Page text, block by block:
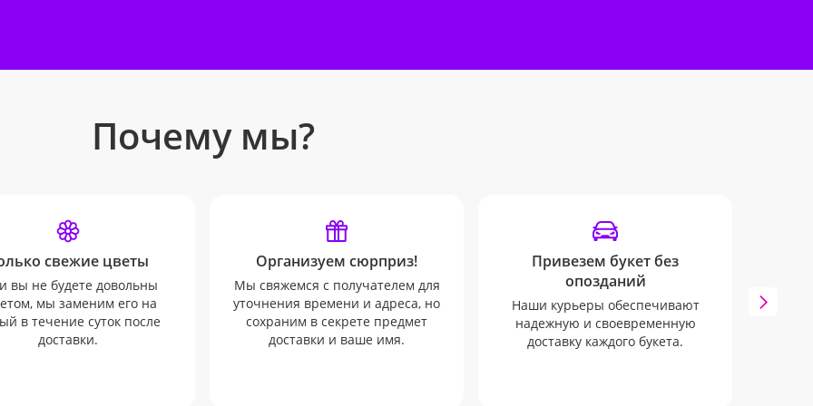
Почему мы?
свежие цветы
вы не будете довольны
мы заменим его на
в течение суток после
доставки.
Организуем сюрприз!
Мы свяжемся с получателем для
уточнения времени и адреса, но
сохраним в секрете предмет
доставки и ваше имя.
Привезем букет без
опозданий
Наши курьеры обеспечивают
надежную и своевременную
доставку каждого букета.